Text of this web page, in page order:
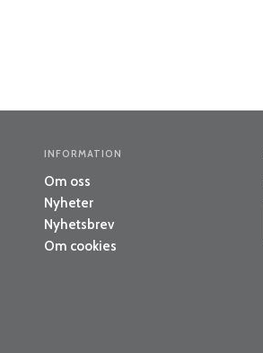
INFORMATION
Om oss
Nyheter
Nyhetsbrev
Om cookies